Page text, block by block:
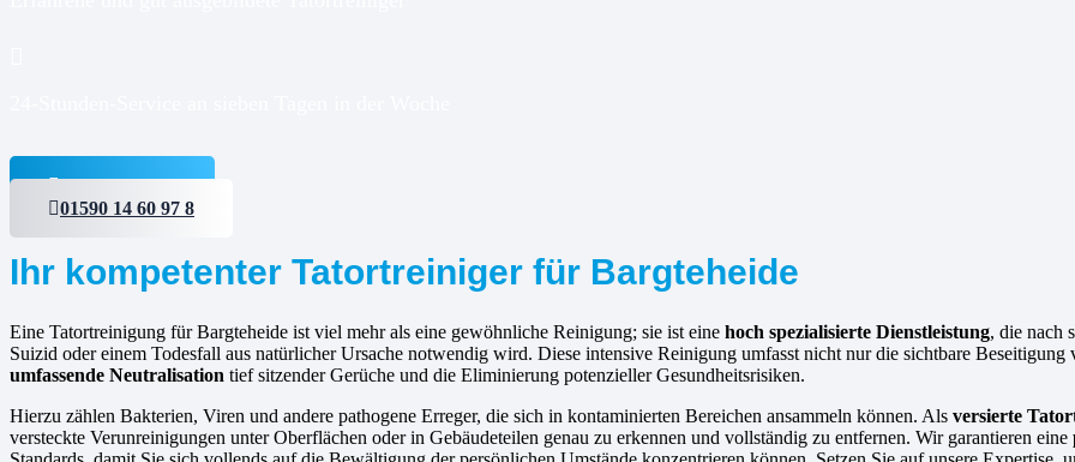
Jetzt anfragen
01590 14 60 97 8
Ihr kompetenter Tatortreiniger für Bargteheide
Eine Tatortreinigung für Bargteheide ist viel mehr als eine gewöhnliche Reinigung; sie ist eine hoch spezialisierte Dienstleistung, die nach
Suizid oder einem Todesfall aus natürlicher Ursache notwendig wird. Diese intensive Reinigung umfasst nicht nur die sichtbare
umfassende Neutralisation tief sitzender Gerüche und die Eliminierung potenzieller Gesundheitsrisiken.
Hierzu zählen Bakterien, Viren und andere pathogene Erreger, die sich in kontaminierten Bereichen ansammeln können. Als versierte
versteckte Verunreinigungen unter Oberflächen oder in Gebäudeteilen genau zu erkennen und vollständig zu entfernen. Wir garantieren eine